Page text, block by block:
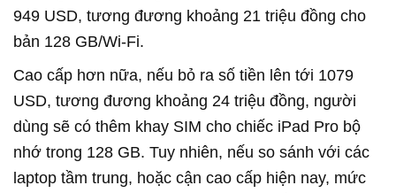
949 USD, tương đương khoảng 21 triệu đồng cho
bản 128 GB/Wi-Fi.
Cao cấp hơn nữa, nếu bỏ ra số tiền lên tới 1079
USD, tương đương khoảng 24 triệu đồng, người
dùng sẽ có thêm khay SIM cho chiếc iPad Pro bộ
nhớ trong 128 GB. Tuy nhiên, nếu so sánh với các
laptop tầm trung, hoặc cận cao cấp hiện nay, mức